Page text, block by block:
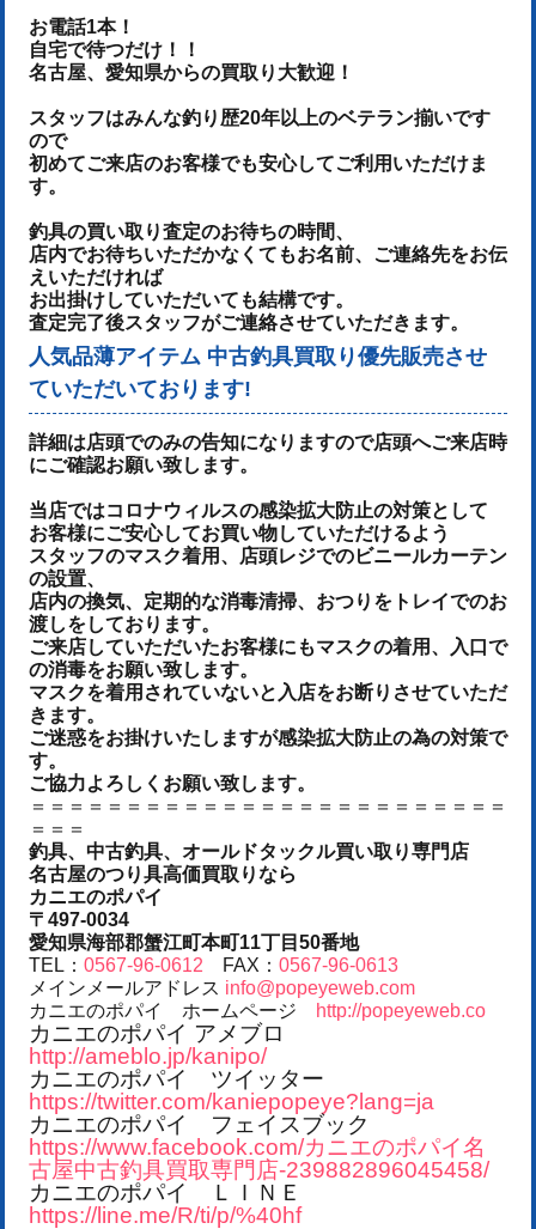
お電話1本！
自宅で待つだけ！！
名古屋、愛知県からの買取り大歓迎！
スタッフはみんな釣り歴20年以上のベテラン揃いです
ので
初めてご来店のお客様でも安心してご利用いただけま
す。
釣具の買い取り査定のお待ちの時間、
店内でお待ちいただかなくてもお名前、ご連絡先をお伝
えいただければ
お出掛けしていただいても結構です。
査定完了後スタッフがご連絡させていただきます。
人気品薄アイテム 中古釣具買取り優先販売させ
ていただいております!
詳細は店頭でのみの告知になりますので店頭へご来店時
にご確認お願い致します。
当店ではコロナウィルスの感染拡大防止の対策として
お客様にご安心してお買い物していただけるよう
スタッフのマスク着用、店頭レジでのビニールカーテン
の設置、
店内の換気、定期的な消毒清掃、おつりをトレイでのお
渡しをしております。
ご来店していただいたお客様にもマスクの着用、入口で
の消毒をお願い致します。
マスクを着用されていないと入店をお断りさせていただ
きます。
ご迷惑をお掛けいたしますが感染拡大防止の為の対策で
す。
ご協力よろしくお願い致します。
＝＝＝＝＝＝＝＝＝＝＝＝＝＝＝＝＝＝＝＝＝＝＝＝＝
＝＝＝
釣具、中古釣具、オールドタックル買い取り専門店
名古屋のつり具高価買取りなら
カニエのポパイ
〒497-0034
愛知県海部郡蟹江町本町11丁目50番地
TEL： 0567-96-0612 FAX： 0567-96-0613
メインメールアドレス info@popeyeweb.com
カニエのポパイ ホームページ
http://popeyeweb.co
カニエのポパイ アメブロ
http://ameblo.jp/kanipo/
カニエのポパイ ツイッター
https://twitter.com/kaniepopeye?lang=ja
カニエのポパイ フェイスブック
https://www.facebook.com/カニエのポパイ名
古屋中古釣具買取専門店-239882896045458/
カニエのポパイ ＬＩＮＥ
https://line.me/R/ti/p/%40hf